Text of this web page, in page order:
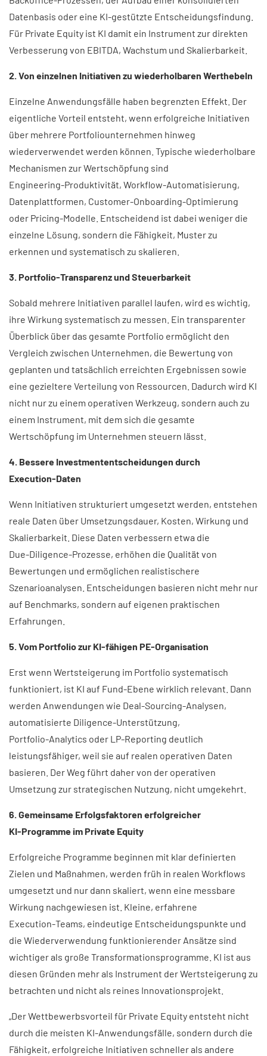
Datenbasis oder eine KI‑gestützte Entscheidungsfindung.
Für Private Equity ist KI damit ein Instrument zur direkten
Verbesserung von EBITDA, Wachstum und Skalierbarkeit.
2. Von einzelnen Initiativen zu wiederholbaren Werthebeln
Einzelne Anwendungsfälle haben begrenzten Effekt. Der
eigentliche Vorteil entsteht, wenn erfolgreiche Initiativen
über mehrere Portfoliounternehmen hinweg
wiederverwendet werden können. Typische wiederholbare
Mechanismen zur Wertschöpfung sind
Engineering‑Produktivität, Workflow‑Automatisierung,
Datenplattformen, Customer‑Onboarding‑Optimierung
oder Pricing‑Modelle. Entscheidend ist dabei weniger die
einzelne Lösung, sondern die Fähigkeit, Muster zu
erkennen und systematisch zu skalieren.
3. Portfolio‑Transparenz und Steuerbarkeit
Sobald mehrere Initiativen parallel laufen, wird es wichtig,
ihre Wirkung systematisch zu messen. Ein transparenter
Überblick über das gesamte Portfolio ermöglicht den
Vergleich zwischen Unternehmen, die Bewertung von
geplanten und tatsächlich erreichten Ergebnissen sowie
eine gezieltere Verteilung von Ressourcen. Dadurch wird KI
nicht nur zu einem operativen Werkzeug, sondern auch zu
einem Instrument, mit dem sich die gesamte
Wertschöpfung im Unternehmen steuern lässt.
4. Bessere Investmententscheidungen durch
Execution‑Daten
Wenn Initiativen strukturiert umgesetzt werden, entstehen
reale Daten über Umsetzungsdauer, Kosten, Wirkung und
Skalierbarkeit. Diese Daten verbessern etwa die
Due‑Diligence‑Prozesse, erhöhen die Qualität von
Bewertungen und ermöglichen realistischere
Szenarioanalysen. Entscheidungen basieren nicht mehr nur
auf Benchmarks, sondern auf eigenen praktischen
Erfahrungen.
5. Vom Portfolio zur KI‑fähigen PE‑Organisation
Erst wenn Wertsteigerung im Portfolio systematisch
funktioniert, ist KI auf Fund‑Ebene wirklich relevant. Dann
werden Anwendungen wie Deal‑Sourcing‑Analysen,
automatisierte Diligence‑Unterstützung,
Portfolio‑Analytics oder LP‑Reporting deutlich
leistungsfähiger, weil sie auf realen operativen Daten
basieren. Der Weg führt daher von der operativen
Umsetzung zur strategischen Nutzung, nicht umgekehrt.
6. Gemeinsame Erfolgsfaktoren erfolgreicher
KI‑Programme im Private Equity
Erfolgreiche Programme beginnen mit klar definierten
Zielen und Maßnahmen, werden früh in realen Workflows
umgesetzt und nur dann skaliert, wenn eine messbare
Wirkung nachgewiesen ist. Kleine, erfahrene
Execution‑Teams, eindeutige Entscheidungspunkte und
die Wiederverwendung funktionierender Ansätze sind
wichtiger als große Transformationsprogramme. KI ist aus
diesen Gründen mehr als Instrument der Wertsteigerung zu
betrachten und nicht als reines Innovationsprojekt.
„Der Wettbewerbsvorteil für Private Equity entsteht nicht
durch die meisten KI‑Anwendungsfälle, sondern durch die
Fähigkeit, erfolgreiche Initiativen schneller als andere